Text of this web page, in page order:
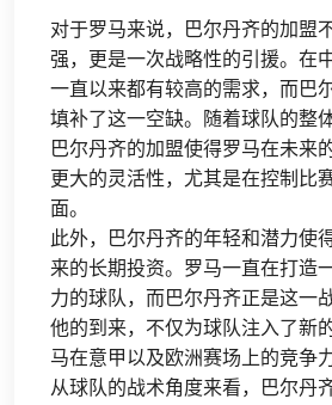
对于罗马来说，巴尔丹齐的加盟
强，更是一次战略性的引援。在
一直以来都有较高的需求，而巴
填补了这一空缺。随着球队的整
巴尔丹齐的加盟使得罗马在未来
更大的灵活性，尤其是在控制比
面。
此外，巴尔丹齐的年轻和潜力使
来的长期投资。罗马一直在打造
力的球队，而巴尔丹齐正是这一
他的到来，不仅为球队注入了新
马在意甲以及欧洲赛场上的竞争
从球队的战术角度来看，巴尔丹